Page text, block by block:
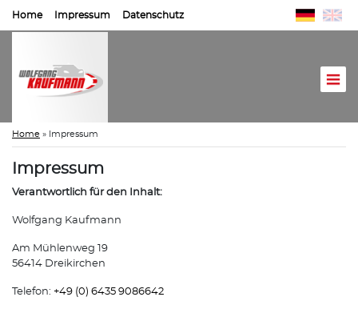
Home Impressum Datenschutz
Home » Impressum
Impressum
Verantwortlich für den Inhalt:
Wolfgang Kaufmann
Am Mühlenweg 19
56414 Dreikirchen
Telefon: +49 (0) 6435 9086642